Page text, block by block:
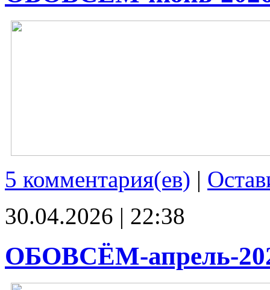
5 комментария(ев) |
30.04.2026 | 22:38
ОБОВСЁМ-апрель-